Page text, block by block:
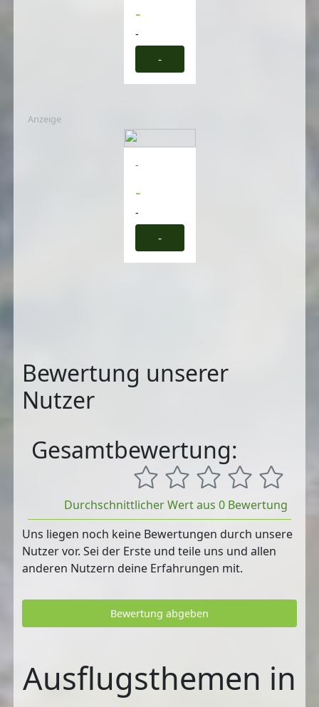
-
-
-
Anzeige
-
-
-
-
Bewertung unserer
Nutzer
Gesamtbewertung:
Durchschnittlicher Wert aus 0 Bewertung
Uns liegen noch keine Bewertungen durch unsere
Nutzer vor. Sei der Erste und teile uns und allen
anderen Nutzern deine Erfahrungen mit.
Bewertung abgeben
Ausflugsthemen in